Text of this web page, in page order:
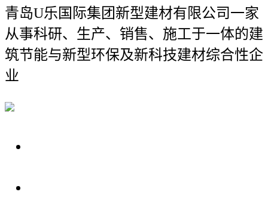
青岛U乐国际集团新型建材有限公司一家
从事科研、生产、销售、施工于一体的建
筑节能与新型环保及新科技建材综合性企
业